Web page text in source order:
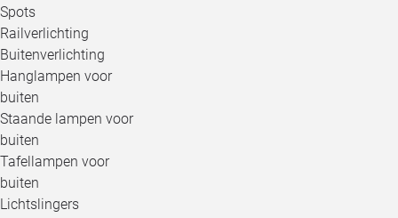
Spots
Railverlichting
Buitenverlichting
Hanglampen voor
buiten
Staande lampen voor
buiten
Tafellampen voor
buiten
Lichtslingers